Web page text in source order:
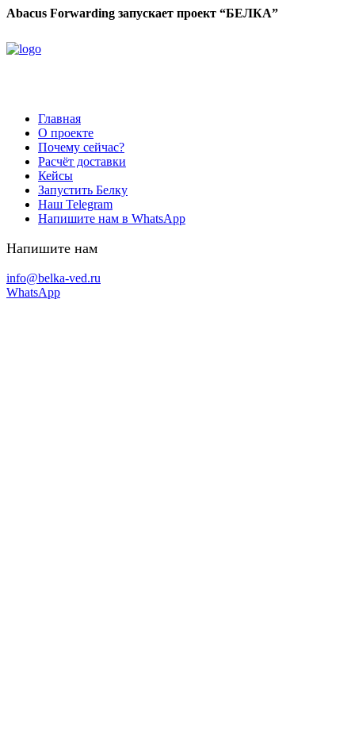
Abacus Forwarding запускает проект “БЕЛКА”
Главная
О проекте
Почему сейчас?
Расчёт доставки
Кейсы
Запустить Белку
Наш Telegram
Напишите нам в WhatsApp
Напишите нам
info@belka-ved.ru
WhatsApp